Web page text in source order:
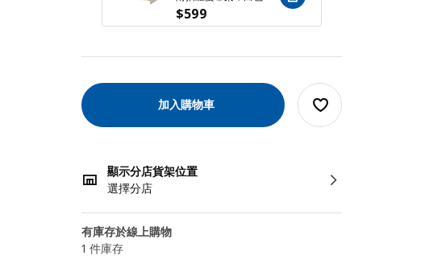
$599
加入購物車
顯示分店貨架位置
選擇分店
有庫存於線上購物
1 件庫存